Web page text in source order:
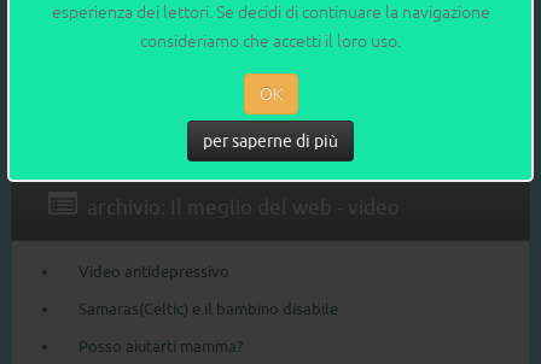
esperienza dei lettori. Se decidi di continuare la navigazione
consideriamo che accetti il loro uso.
OK
per saperne di più
archivio: Il meglio del web - video
Video antidepressivo
Samaras(Celtic) e il bambino disabile
Posso aiutarti mamma?